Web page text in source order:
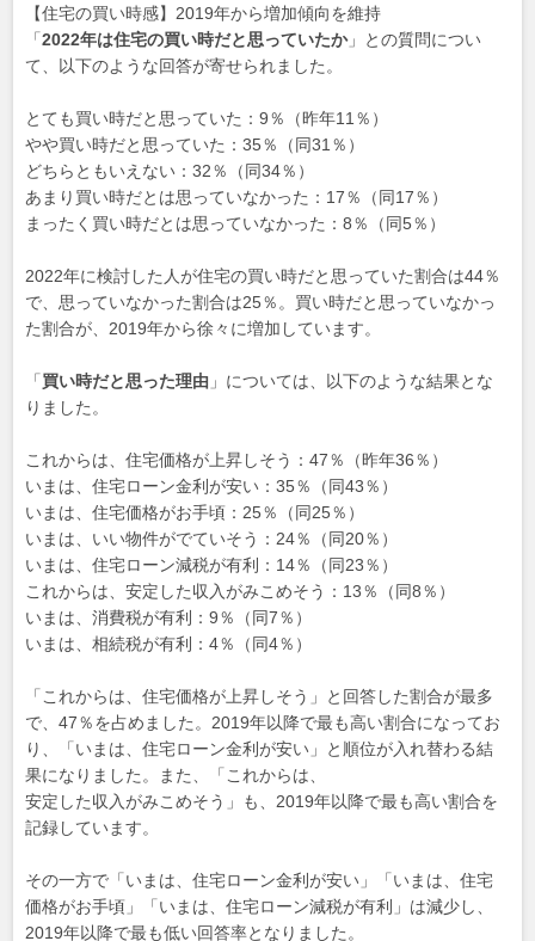
【住宅の買い時感】2019年から増加傾向を維持
「2022年は住宅の買い時だと思っていたか」との質問につい
て、以下のような回答が寄せられました。
とても買い時だと思っていた：9％（昨年11％）
やや買い時だと思っていた：35％（同31％）
どちらともいえない：32％（同34％）
あまり買い時だとは思っていなかった：17％（同17％）
まったく買い時だとは思っていなかった：8％（同5％）
2022年に検討した人が住宅の買い時だと思っていた割合は44％
で、思っていなかった割合は25％。買い時だと思っていなかっ
た割合が、2019年から徐々に増加しています。
「 買い時だと思った理由 」については、以下のような結果とな
りました。
これからは、住宅価格が上昇しそう：47％（昨年36％）
いまは、住宅ローン金利が安い：35％（同43％）
いまは、住宅価格がお手頃：25％（同25％）
いまは、いい物件がでていそう：24％（同20％）
いまは、住宅ローン減税が有利：14％（同23％）
これからは、安定した収入がみこめそう：13％（同8％）
いまは、消費税が有利：9％（同7％）
いまは、相続税が有利：4％（同4％）
「これからは、住宅価格が上昇しそう」と回答した割合が最多
で、47％を占めました。2019年以降で最も高い割合になってお
り、「いまは、住宅ローン金利が安い」と順位が入れ替わる結
果になりました。また、「これからは、
安定した収入がみこめそう」も、2019年以降で最も高い割合を
記録しています。
その一方で「いまは、住宅ローン金利が安い」「いまは、住宅
価格がお手頃」「いまは、住宅ローン減税が有利」は減少し、
2019年以降で最も低い回答率となりました。